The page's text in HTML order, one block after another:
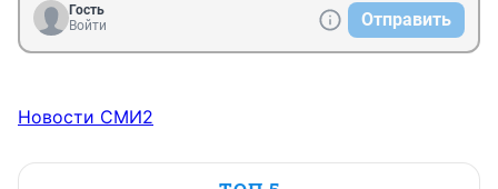
Гость
Войти
Отправить
Новости СМИ2